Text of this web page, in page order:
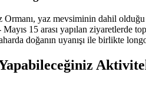
yaz mevsiminin dahil
15 arası yapılan ziyaretlerde
doğanın uyanışı ile birlikte